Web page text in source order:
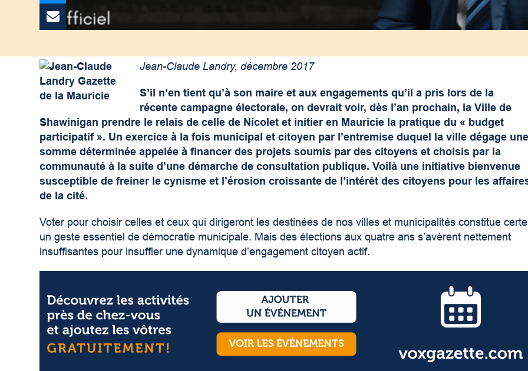
Jean-Claude Landry, décembre 2017
S’il n’en tient qu’à son maire et aux engagements qu’il a pris lors de la
récente campagne électorale, on devrait voir, dès l’an prochain, la Ville de
Shawinigan prendre le relais de celle de Nicolet et initier en Mauricie la pratique du « budget
participatif ». Un exercice à la fois municipal et citoyen par l’entremise duquel la ville dégage
somme déterminée appelée à financer des projets soumis par des citoyens et choisis par la
communauté à la suite d’une démarche de consultation publique. Voilà une initiative bienvenue
susceptible de freiner le cynisme et l’érosion croissante de l’intérêt des citoyens pour les
de la cité.
Voter pour choisir celles et ceux qui dirigeront les destinées de nos villes et municipalités constitue
un geste essentiel de démocratie municipale. Mais des élections aux quatre ans s’avèrent nettement
insuffisantes pour insuffler une dynamique d’engagement citoyen actif.